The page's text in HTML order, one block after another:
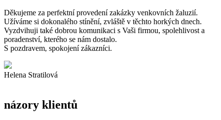
Děkujeme za perfektní provedení zakázky venkovních žaluzií.
Užíváme si dokonalého stínění, zvláště v těchto horkých dnech.
Vyzdvihuji také dobrou komunikaci s Vaši firmou, spolehlivost a
poradenství, kterého se nám dostalo.
S pozdravem, spokojení zákazníci.
Helena Stratilová
názory klientů